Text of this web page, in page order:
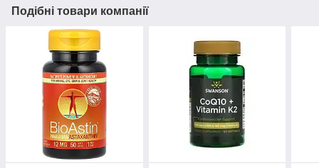
Подібні товари компанії